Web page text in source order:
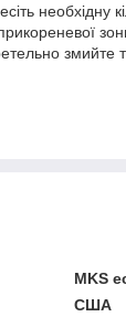
необхідну
змийте
MKS
США